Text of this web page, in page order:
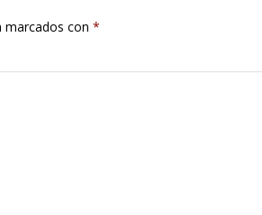
marcados con *